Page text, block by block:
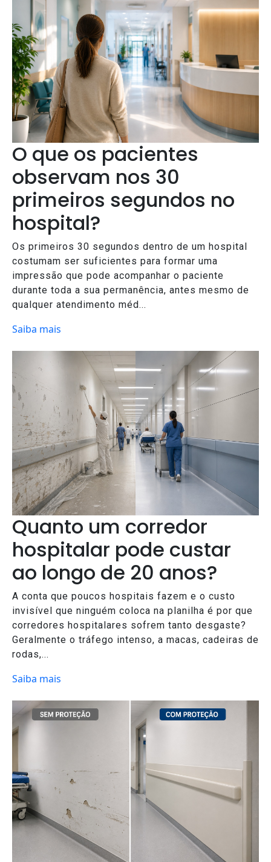
O que os pacientes
observam nos 30
primeiros segundos no
hospital?
Os primeiros 30 segundos dentro de um hospital
costumam ser suficientes para formar uma
impressão que pode acompanhar o paciente
durante toda a sua permanência, antes mesmo de
qualquer atendimento méd...
Saiba mais
Quanto um corredor
hospitalar pode custar
ao longo de 20 anos?
A conta que poucos hospitais fazem e o custo
invisível que ninguém coloca na planilha é por que
corredores hospitalares sofrem tanto desgaste?
Geralmente o tráfego intenso, a macas, cadeiras de
rodas,...
Saiba mais